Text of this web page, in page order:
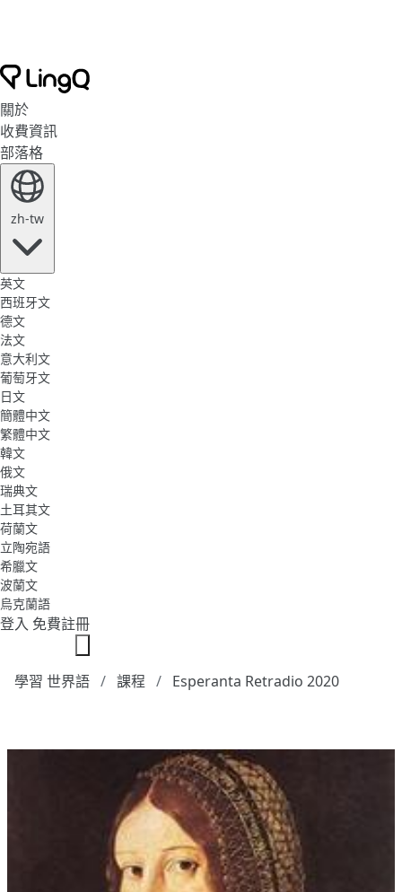
關於
收費資訊
部落格
zh-tw
英文
西班牙文
德文
法文
意大利文
葡萄牙文
日文
簡體中文
繁體中文
韓文
俄文
瑞典文
土耳其文
荷蘭文
立陶宛語
希臘文
波蘭文
烏克蘭語
登入 免費註冊
學習 世界語 課程 Esperanta Retradio 2020